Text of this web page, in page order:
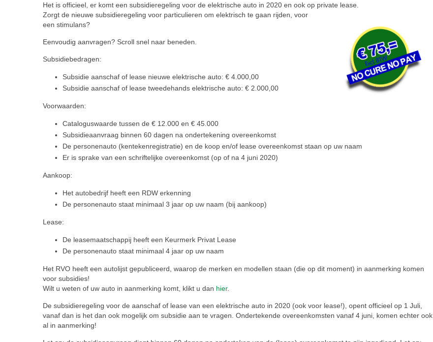
Het is officieel, er komt een subsidieregeling voor de elektrische auto in 2020 en ook op private lease.
Zorgt de nieuwe subsidieregeling voor particulieren om elektrisch te gaan rijden, voor
een stimulans?
Eenvoudig aanvragen? Scroll snel naar beneden.
Subsidiebedragen:
Subsidie aanschaf of lease nieuwe elektrische auto: € 4.000,00
Subsidie aanschaf of lease tweedehands elektrische auto: € 2.000,00
Voorwaarden:
Cataloguswaarde tussen de € 12.000 en € 45.000
Subsidieaanvraag binnen 60 dagen na ondertekening overeenkomst
De personenauto (kentekenregistratie) en de koop en/of lease overeenkomst staan op uw naam
Er is sprake van een schriftelijke overeenkomst (op of na 4 juni 2020)
Aankoop:
Het autobedrijf heeft een RDW erkenning
De personenauto staat minimaal 3 jaar op uw naam (bij aankoop)
Lease:
De leasemaatschappij heeft een Keurmerk Privat Lease
De personenauto staat minimaal 4 jaar op uw naam
Het RVO heeft een autolijst gepubliceerd, waarop de merken en modellen staan (die op dit moment) in aanmerking komen
voor subsidies!
Wilt u weten of uw auto in aanmerking komt, klikt u dan hier.
De subsidieregeling voor de aanschaf of lease van een elektrische auto in 2020 (ook voor lease!), opent officieel op 1 Juli,
vanaf dan is het dan ook mogelijk om subsidie aan te vragen. Ondertekende overeenkomsten vanaf 4 juni, komen echter ook
al in aanmerking!